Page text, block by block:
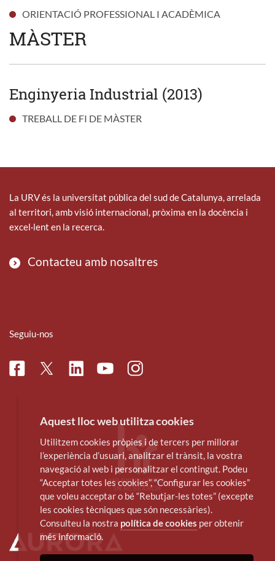
ORIENTACIÓ PROFESSIONAL I ACADÈMICA
MÀSTER
Enginyeria Industrial (2013)
TREBALL DE FI DE MÀSTER
La URV és la universitat pública del sud de Catalunya, arrelada
al territori, amb visió internacional, pròxima en la docència i
excel·lent en la recerca.
Contacteu amb nosaltres
Seguiu-nos
FacebookTwitterLinkedinYoutubeInstagram
Aquest lloc web utilitza cookies
Utilitzem cookies pròpies i de tercers per millorar
l’experiència d’usuari, analitzar el trànsit, la vostra
navegació al web i personalitzar el contingut. Podeu
“Acceptar totes les cookies”, “Configurar les cookies”
que voleu acceptar o bé “Rebutjar-les totes” (excepte
les cookies tècniques que són necessàries).
Consulteu la nostra política de cookies per obtenir
més informació.